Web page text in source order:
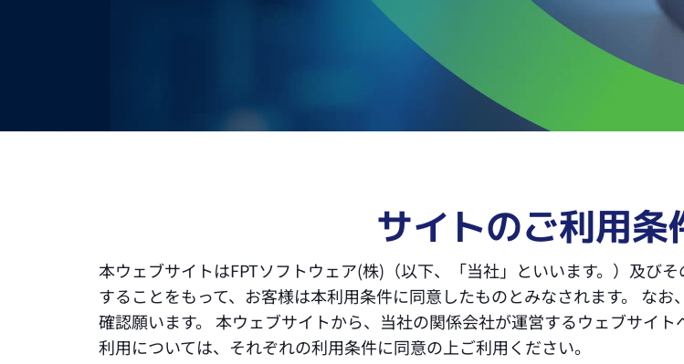
サイトのご利用条
本ウェブサイトはFPTソフトウェア(株)（以下、「当社」といいます。）及び
することをもって、お客様は本利用条件に同意したものとみなされます。 な
確認願います。 本ウェブサイトから、当社の関係会社が運営するウェブサイ
利用については、それぞれの利用条件に同意の上ご利用ください。